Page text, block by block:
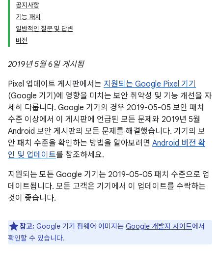
공지사항
기능 패치
일반적인 질문 및 답변
버전
2019년 5월 6일 게시됨
Pixel 업데이트 게시판에서는 지원되는 Google Pixel 기기
(Google 기기)에 영향을 미치는 보안 취약성 및 기능 개선을 자
세히 다룹니다. Google 기기의 경우 2019-05-05 보안 패치
수준 이상에서 이 게시판에 언급된 모든 문제와 2019년 5월
Android 보안 게시판의 모든 문제를 해결했습니다. 기기의 보
안 패치 수준을 확인하는 방법을 알아보려면 Android 버전 확
인 및 업데이트를 참조하세요.
지원되는 모든 Google 기기는 2019-05-05 패치 수준으로 업
데이트됩니다. 모든 고객은 기기에서 이 업데이트를 수락하는
것이 좋습니다.
참고: Google 기기 펌웨어 이미지는 Google 개발자 사이트에서
확인할 수 있습니다.